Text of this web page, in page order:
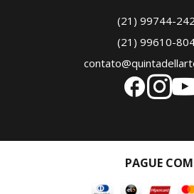
(21) 99744-
(21) 99610-
PAGUE COM